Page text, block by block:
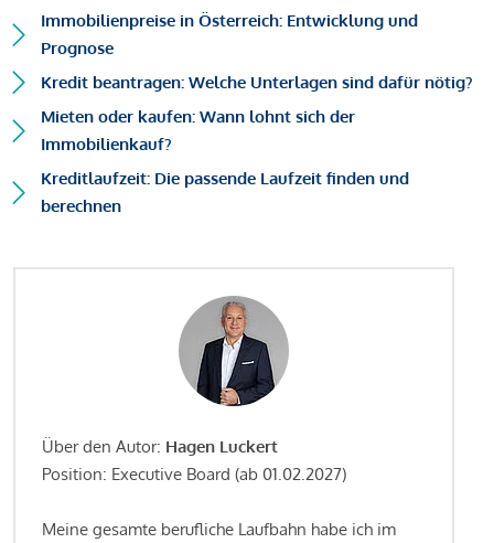
Immobilienpreise in Österreich: Entwicklung und
Prognose
Kredit beantragen: Welche Unterlagen sind dafür nötig?
Mieten oder kaufen: Wann lohnt sich der
Immobilienkauf?
Kreditlaufzeit: Die passende Laufzeit finden und
berechnen
Über den Autor: Hagen Luckert
Position: Executive Board (ab 01.02.2027)
Meine gesamte berufliche Laufbahn habe ich im